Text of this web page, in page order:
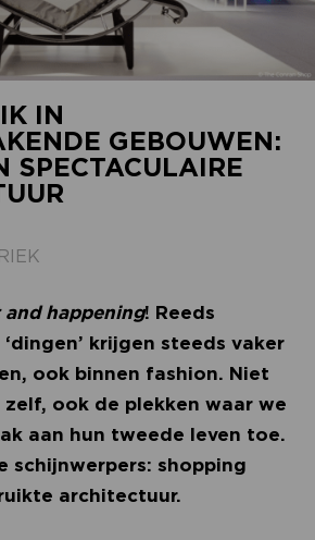
IN
GEBOUWEN:
SPECTACULAIRE
and happening! Reeds
krijgen steeds vaker
ook binnen fashion. Niet
ook de plekken waar we
aan hun tweede leven toe.
schijnwerpers: shopping
architectuur.